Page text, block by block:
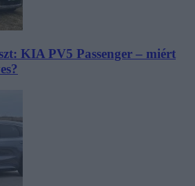
KIA PV5 Passenger – miért